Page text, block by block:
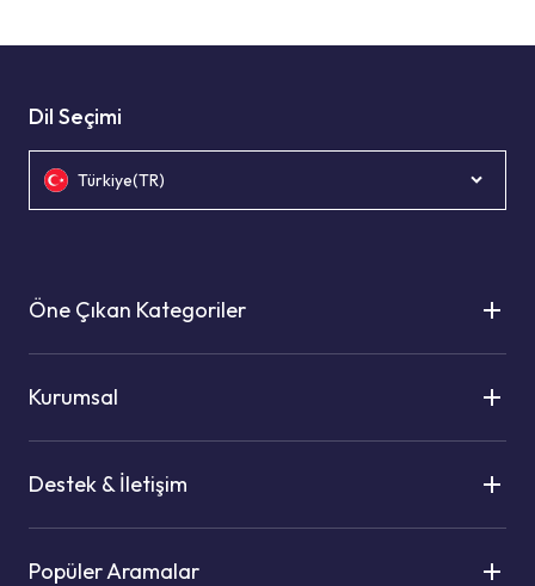
Dil Seçimi
Türkiye(TR)
Öne Çıkan Kategoriler
Kurumsal
Destek & İletişim
Popüler Aramalar